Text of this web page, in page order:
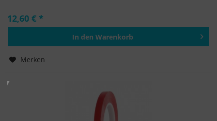
12,60 € *
In den Warenkorb
Merken